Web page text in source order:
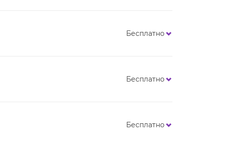
Бесплатно
Бесплатно
Бесплатно